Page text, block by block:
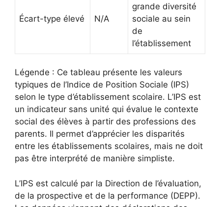
Écart-type élevé N/A
grande diversité
sociale au sein
de
l’établissement
Légende : Ce tableau présente les valeurs
typiques de l’Indice de Position Sociale (IPS)
selon le type d’établissement scolaire. L’IPS est
un indicateur sans unité qui évalue le contexte
social des élèves à partir des professions des
parents. Il permet d’apprécier les disparités
entre les établissements scolaires, mais ne doit
pas être interprété de manière simpliste.
L’IPS est calculé par la Direction de l’évaluation,
de la prospective et de la performance (DEPP).